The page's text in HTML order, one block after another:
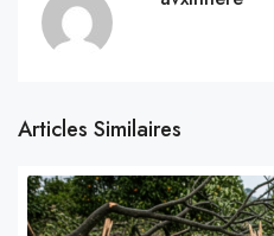
Articles Similaires